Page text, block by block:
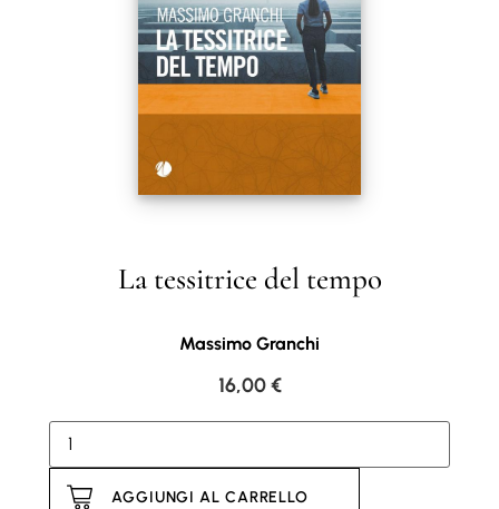
La tessitrice del tempo
Massimo Granchi
16,00€
AGGIUNGI AL CARRELLO